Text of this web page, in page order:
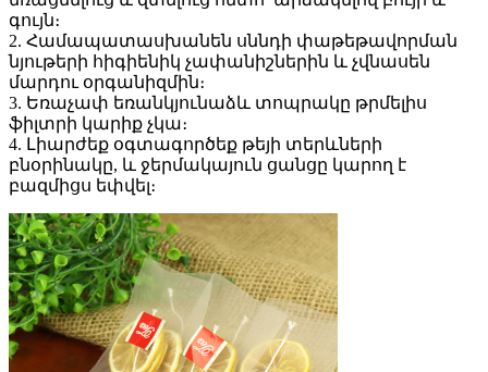
գույն։
2. Համապատասխանեն սննդի փաթեթավորման
նյութերի հիգիենիկ չափանիշներին և չվնասեն
մարդու օրգանիզմին։
3. Եռաչափ եռանկյունաձև տոպրակը թրմելիս
ֆիլտրի կարիք չկա։
4. Լիարժեք օգտագործեք թեյի տերևների
բնօրինակը, և ջերմակայուն ցանցը կարող է
բազմիցս եփվել։